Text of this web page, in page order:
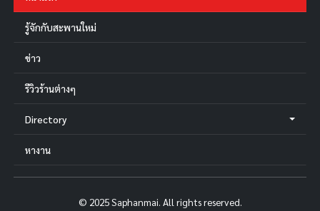
รู้จักกับสะพานใหม่
ข่าว
รีวิวร้านต่างๆ
Directory
หางาน
© 2025 Saphanmai. All rights reserved.